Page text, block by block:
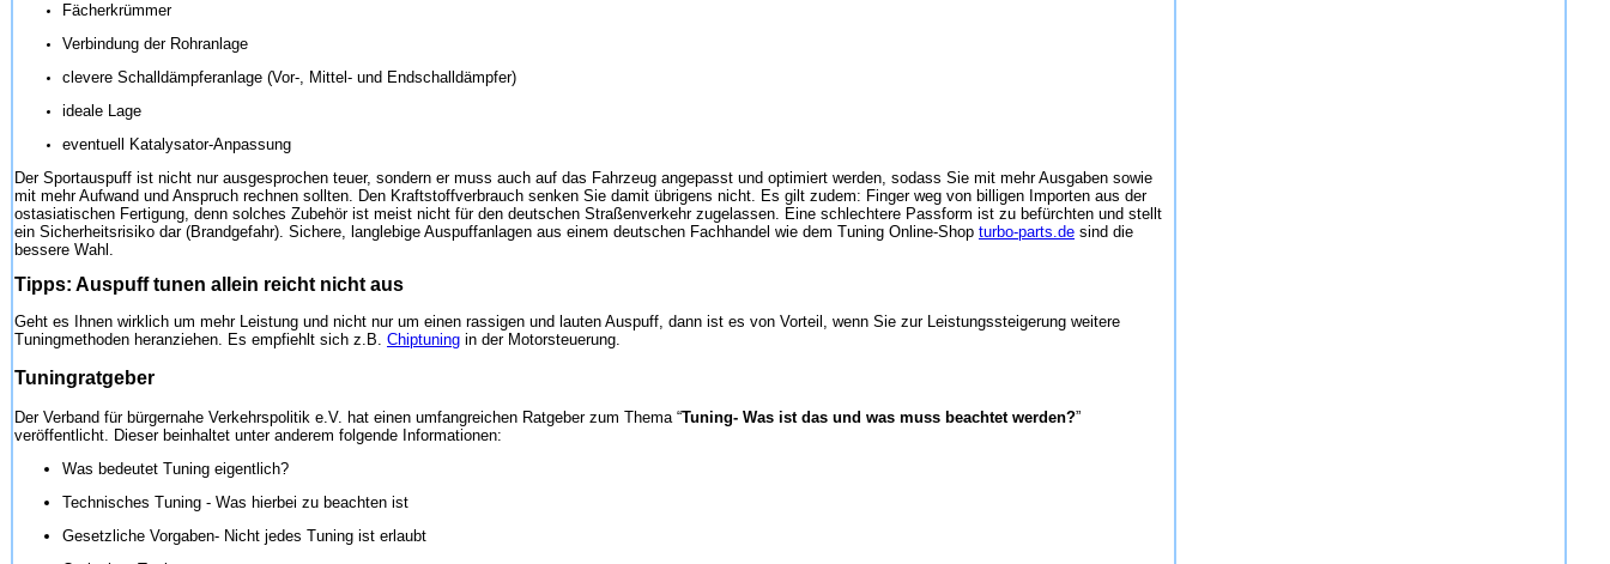
Fächerkrümmer
Verbindung der Rohranlage
clevere Schalldämpferanlage (Vor-, Mittel- und Endschalldämpfer)
ideale Lage
eventuell Katalysator-Anpassung
Der Sportauspuff ist nicht nur ausgesprochen teuer, sondern er muss auch auf das Fahrzeug angepasst und optimiert werden, sodass Sie mit mehr Ausgaben sowie
mit mehr Aufwand und Anspruch rechnen sollten. Den Kraftstoffverbrauch senken Sie damit übrigens nicht. Es gilt zudem: Finger weg von billigen Importen aus der
ostasiatischen Fertigung, denn solches Zubehör ist meist nicht für den deutschen Straßenverkehr zugelassen. Eine schlechtere Passform ist zu befürchten und stellt
ein Sicherheitsrisiko dar (Brandgefahr). Sichere, langlebige Auspuffanlagen aus einem deutschen Fachhandel wie dem Tuning Online-Shop turbo-parts.de sind die
bessere Wahl.
Tipps: Auspuff tunen allein reicht nicht aus
Geht es Ihnen wirklich um mehr Leistung und nicht nur um einen rassigen und lauten Auspuff, dann ist es von Vorteil, wenn Sie zur Leistungssteigerung weitere
Tuningmethoden heranziehen. Es empfiehlt sich z.B. Chiptuning in der Motorsteuerung.
Tuningratgeber
Der Verband für bürgernahe Verkehrspolitik e.V. hat einen umfangreichen Ratgeber zum Thema “Tuning- Was ist das und was muss beachtet werden?”
veröffentlicht. Dieser beinhaltet unter anderem folgende Informationen:
Was bedeutet Tuning eigentlich?
Technisches Tuning - Was hierbei zu beachten ist
Gesetzliche Vorgaben- Nicht jedes Tuning ist erlaubt